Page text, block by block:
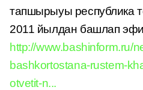
тапшырыуы республика
2011 йылдан башлап
http://www.bashinform.ru/
bashkortostana-rustem-
otvetit-n...